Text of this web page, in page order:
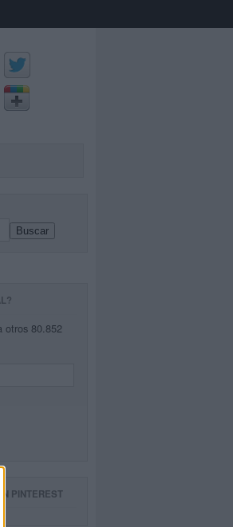
Buscar
otros 80.852
PINTEREST